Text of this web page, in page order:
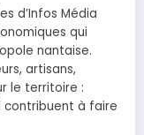
d’Infos Média
qui
nantaise.
artisans,
le territoire :
contribuent à faire